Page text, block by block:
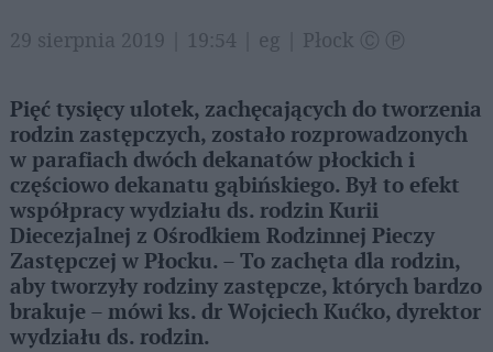
29 sierpnia 2019 | 19:54 | eg | Płock Ⓒ Ⓟ
Pięć tysięcy ulotek, zachęcających do tworzenia
rodzin zastępczych, zostało rozprowadzonych
w parafiach dwóch dekanatów płockich i
częściowo dekanatu gąbińskiego. Był to efekt
współpracy wydziału ds. rodzin Kurii
Diecezjalnej z Ośrodkiem Rodzinnej Pieczy
Zastępczej w Płocku. – To zachęta dla rodzin,
aby tworzyły rodziny zastępcze, których bardzo
brakuje – mówi ks. dr Wojciech Kućko, dyrektor
wydziału ds. rodzin.